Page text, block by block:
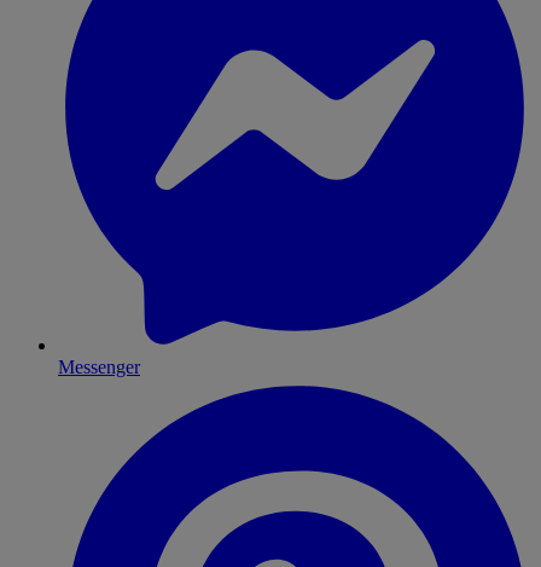
Messenger